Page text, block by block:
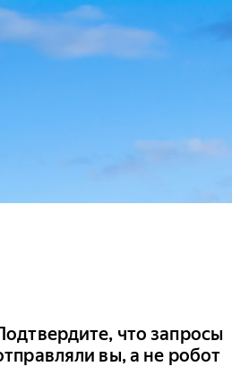
что запросы
вы, а не робот